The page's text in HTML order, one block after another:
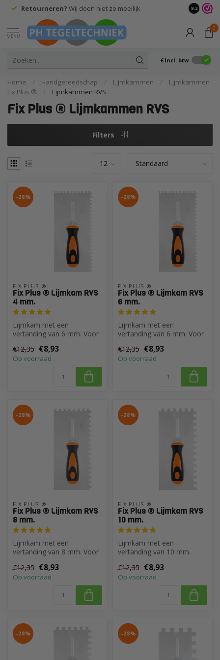
Retourneren? Wij doen niet zo moeilijk 9.2
MENU
0
€ Incl. btw
Home / Handgereedschap / Lijmkammen /
Lijmkammen
Fix Plus ®
/ Lijmkammen RVS
Fix Plus ® Lijmkammen RVS
Filters
-28%
FIX PLUS ®
Fix Plus ® Lijmkam RVS
4 mm.
Lijmkam met een
vertanding van 6 mm. Voor
ceramiek e...
€12,35 €8,93
Op voorraad
-28%
FIX PLUS ®
Fix Plus ® Lijmkam RVS
6 mm.
Lijmkam met een
vertanding van 6 mm. Voor
ceramiek e...
€12,35 €8,93
Op voorraad
-28%
FIX PLUS ®
Fix Plus ® Lijmkam RVS
8 mm.
Lijmkam met een
vertanding van 8 mm. Voor
ceramiek e...
€12,35 €8,93
Op voorraad
-28%
FIX PLUS ®
Fix Plus ® Lijmkam RVS
10 mm.
Lijmkam met een
vertanding van 10 mm.
soorten ceramiek ...
€12,35 €8,93
Op voorraad
-28% -28%